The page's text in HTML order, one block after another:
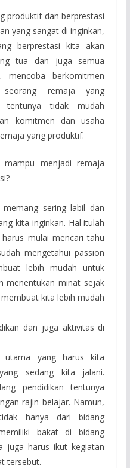
produktif dan berprestasi
yang sangat di inginkan,
berprestasi kita akan
tua dan juga semua
mencoba berkomitmen
remaja yang
tentunya tidak mudah
komitmen dan usaha
yang produktif.
menjadi remaja
sering labil dan
kita inginkan. Hal itulah
mulai mencari tahu
mengetahui passion
lebih mudah untuk
menentukan minat sejak
kita lebih mudah
dan juga aktivitas di
yang harus kita
sedang kita jalani.
pendidikan tentunya
rajin belajar. Namun,
hanya dari bidang
bakat di bidang
juga harus ikut kegiatan
tersebut.